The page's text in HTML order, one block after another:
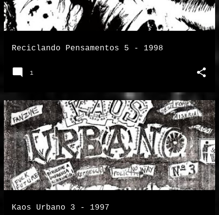
Reciclando Pensamentos 5 - 1998
1
Kaos Urbano 3 - 1997